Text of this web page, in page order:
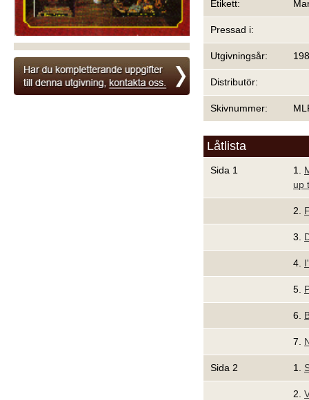
Etikett:
Pressad i:
Utgivningsår:
Distributör:
Skivnummer:
Låtlista
Sida 1 1.
up
2.
3.
4.
5.
6.
7.
Sida 2 1.
2.